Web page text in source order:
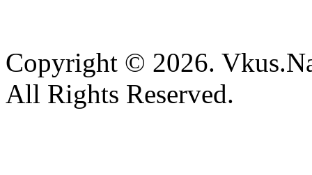
Copyright © 2026.
All Rights Reserved.